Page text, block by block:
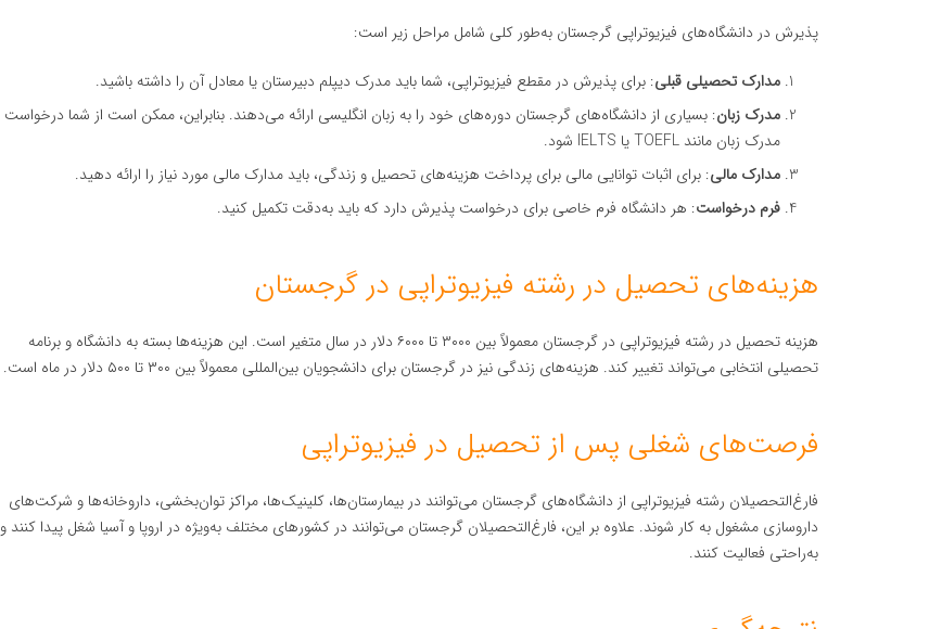
پذیرش در دانشگاه‌های فیزیوتراپی گرجستان به‌طور کلی شامل مراحل زیر است:
مدارک تحصیلی قبلی: برای پذیرش در مقطع فیزیوتراپی، شما باید مدرک دیپلم دبیرستان یا معادل آن را داشته باشید.
مدرک زبان: بسیاری از دانشگاه‌های گرجستان دوره‌های خود را به زبان انگلیسی ارائه می‌دهند. بنابراین، ممکن است از شما درخواست
مدرک زبان مانند TOEFL یا IELTS شود.
مدارک مالی: برای اثبات توانایی مالی برای پرداخت هزینه‌های تحصیل و زندگی، باید مدارک مالی مورد نیاز را ارائه دهید.
فرم درخواست: هر دانشگاه فرم خاصی برای درخواست پذیرش دارد که باید به‌دقت تکمیل کنید.
هزینه‌های تحصیل در رشته فیزیوتراپی در گرجستان
هزینه تحصیل در رشته فیزیوتراپی در گرجستان معمولاً بین ۳۰۰۰ تا ۶۰۰۰ دلار در سال متغیر است. این هزینه‌ها بسته به دانشگاه و برنامه
تحصیلی انتخابی می‌تواند تغییر کند. هزینه‌های زندگی نیز در گرجستان برای دانشجویان بین‌المللی معمولاً بین ۳۰۰ تا ۵۰۰ دلار در ماه است.
فرصت‌های شغلی پس از تحصیل در فیزیوتراپی
فارغ‌التحصیلان رشته فیزیوتراپی از دانشگاه‌های گرجستان می‌توانند در بیمارستان‌ها، کلینیک‌ها، مراکز توان‌بخشی، داروخانه‌ها و شرکت‌های
داروسازی مشغول به کار شوند. علاوه بر این، فارغ‌التحصیلان گرجستان می‌توانند در کشورهای مختلف به‌ویژه در اروپا و آسیا شغل پیدا کنند و
به‌راحتی فعالیت کنند.